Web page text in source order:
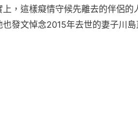
上，這樣癡情守候先離去的伴侶的
也發文悼念2015年去世的妻子川島